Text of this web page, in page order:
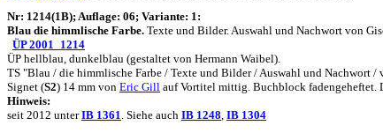
Nr: 1214(1B); Auflage: 06; Variante: 1:
Blau die himmlische Farbe. Texte und Bilder. Auswahl und Nachwort von
ÜP 2001_1214
ÜP hellblau, dunkelblau (gestaltet von Hermann Waibel).
TS "Blau / die himmlische Farbe / Texte und Bilder / Auswahl und Nachwort
Signet (S2) 14 mm von Eric Gill auf Vortitel mittig. Buchblock fadengeheftet.
Hinweis:
seit 2012 unter IB 1361. Siehe auch IB 1248, IB 1304